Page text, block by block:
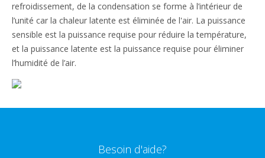
refroidissement, de la condensation se forme à l’intérieur de
l’unité car la chaleur latente est éliminée de l'air. La puissance
sensible est la puissance requise pour réduire la température,
et la puissance latente est la puissance requise pour éliminer
l’humidité de l’air.
Besoin d'aide?